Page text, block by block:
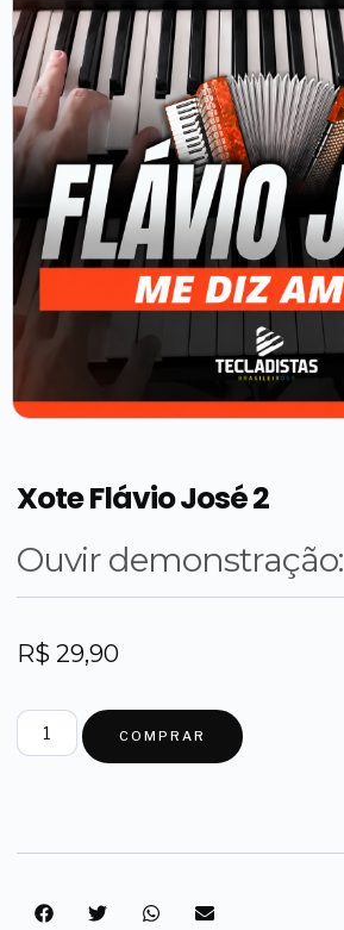
Xote Flávio José 2
Ouvir demonstração:
R$ 29,90
COMPRAR